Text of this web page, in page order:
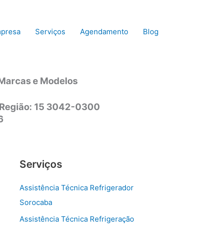
Serviços Agendamento Blog
e Modelos
15 3042-0300
Serviços
Assistência Técnica Refrigerador
Sorocaba
Assistência Técnica Refrigeração